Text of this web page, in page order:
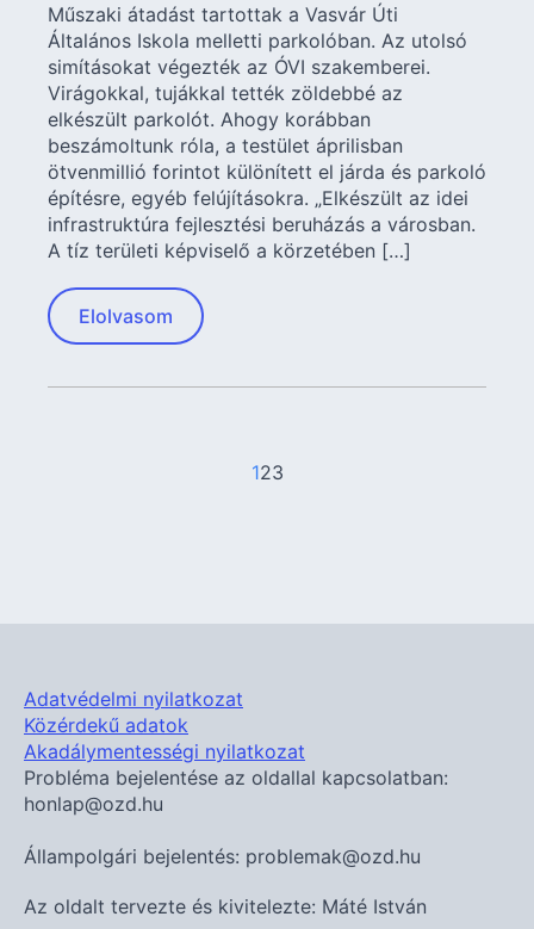
Műszaki átadást tartottak a Vasvár Úti
Általános Iskola melletti parkolóban. Az utolsó
simításokat végezték az ÓVI szakemberei.
Virágokkal, tujákkal tették zöldebbé az
elkészült parkolót. Ahogy korábban
beszámoltunk róla, a testület áprilisban
ötvenmillió forintot különített el járda és parkoló
építésre, egyéb felújításokra. „Elkészült az idei
infrastruktúra fejlesztési beruházás a városban.
A tíz területi képviselő a körzetében […]
Elolvasom
123
Adatvédelmi nyilatkozat
Közérdekű adatok
Akadálymentességi nyilatkozat
Probléma bejelentése az oldallal kapcsolatban:
honlap@ozd.hu
Állampolgári bejelentés: problemak@ozd.hu
Az oldalt tervezte és kivitelezte: Máté István